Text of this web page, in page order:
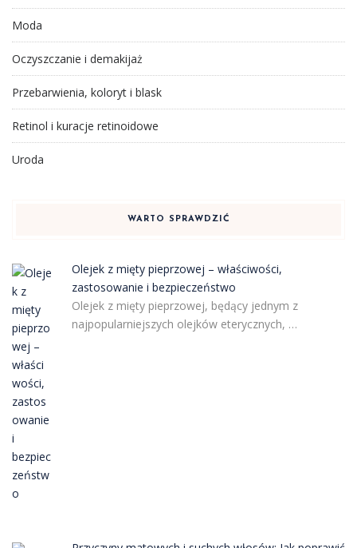
Moda
Oczyszczanie i demakijaż
Przebarwienia, koloryt i blask
Retinol i kuracje retinoidowe
Uroda
WARTO SPRAWDZIĆ
Olejek z mięty pieprzowej – właściwości,
zastosowanie i bezpieczeństwo
Olejek z mięty pieprzowej, będący jednym z
najpopularniejszych olejków eterycznych, …